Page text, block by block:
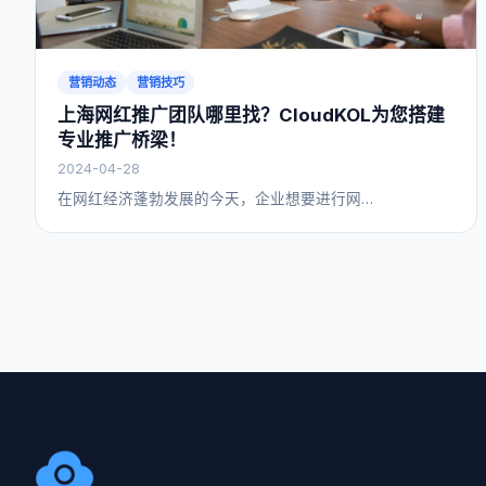
营销动态 营销技巧
上海网红推广团队哪里找？CloudKOL为您搭建
专业推广桥梁！
2024-04-28
在网红经济蓬勃发展的今天，企业想要进行网…